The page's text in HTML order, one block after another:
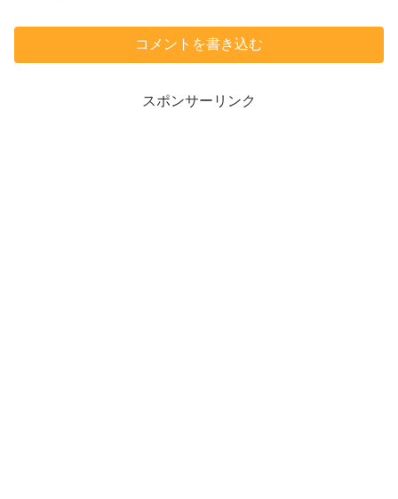
コメントを書き込む
スポンサーリンク